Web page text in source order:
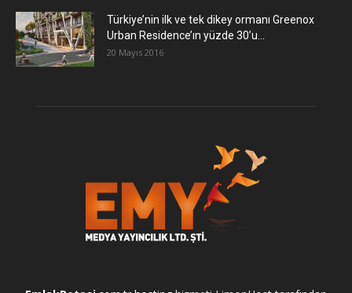
Türkiye’nin ilk ve tek dikey ormanı Greenox
Urban Residence’ın yüzde 30’u...
20 Mayıs 2016